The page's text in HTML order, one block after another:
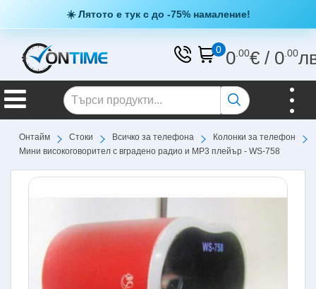
☀️ Лятото е тук с до -75% намаление!
0 0.00€/ 0.00
Онтайм Стоки Всичко за телефона
Колонки за телефон
Мини високоговорител с вградено радио и МР3 плейър - WS-758